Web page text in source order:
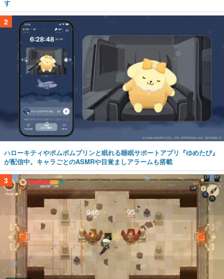
す
2
ハローキティやポムポムプリンと眠れる睡眠サポートアプリ『ゆめたび』
が配信中。キャラごとのASMRや目覚ましアラームも搭載
3